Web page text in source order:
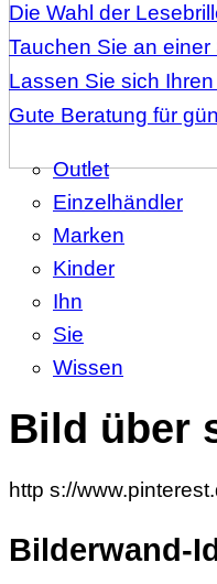
Die Wahl der
Tauchen Sie an
Lassen Sie sich
Gute Beratung für
Outlet
Einzelhändler
Marken
Kinder
Ihn
Sie
Wissen
Bild über
http s://
Bilderwand-